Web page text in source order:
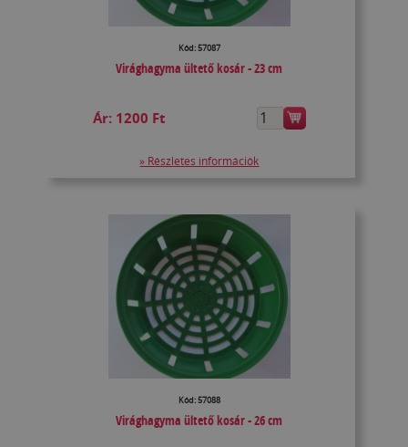
Kód: 57087
Virághagyma ültető kosár - 23 cm
Ár: 1200 Ft
» Részletes információk
Kód: 57088
Virághagyma ültető kosár - 26 cm